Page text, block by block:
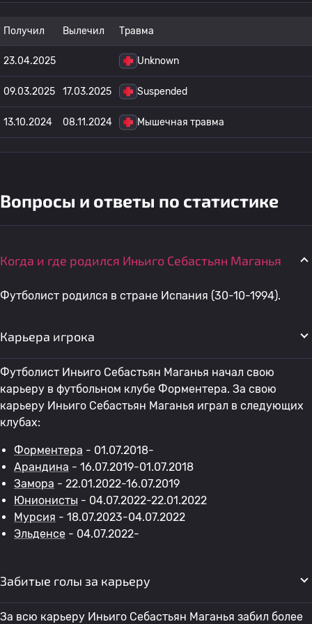
Получил Вылечил Травма
23.04.2025 Unknown
09.03.2025 17.03.2025 Suspended
13.10.2024 08.11.2024 Мышечная травма
Вопросы и ответы по статистике
Когда и где родился Иньиго Себастьян Маганья
Футболист родился в стране Испания (30-10-1994).
Карьера игрока
Футболист Иньиго Себастьян Маганья начал свою
карьеру в футбольном клубе Форментера. За свою
карьеру Иньиго Себастьян Маганья играл в следующих
клубах:
Форментера - 01.07.2018-
Арандина - 16.07.2019-01.07.2018
Замора - 22.01.2022-16.07.2019
Юнионисты - 04.07.2022-22.01.2022
Мурсия - 18.07.2023-04.07.2022
Эльденсе - 04.07.2022-
Забитые голы за карьеру
За всю карьеру Иньиго Себастьян Маганья забил более